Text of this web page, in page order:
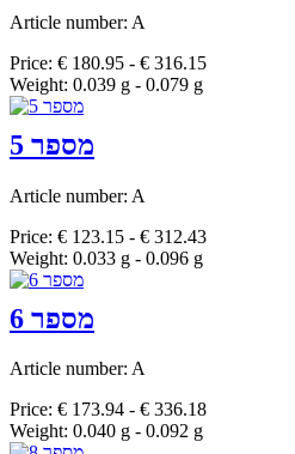
Article number: A
Price: € 180.95 - € 316.15
Weight: 0.039 g - 0.079 g
מספר 5
Article number: A
Price: € 123.15 - € 312.43
Weight: 0.033 g - 0.096 g
מספר 6
Article number: A
Price: € 173.94 - € 336.18
Weight: 0.040 g - 0.092 g